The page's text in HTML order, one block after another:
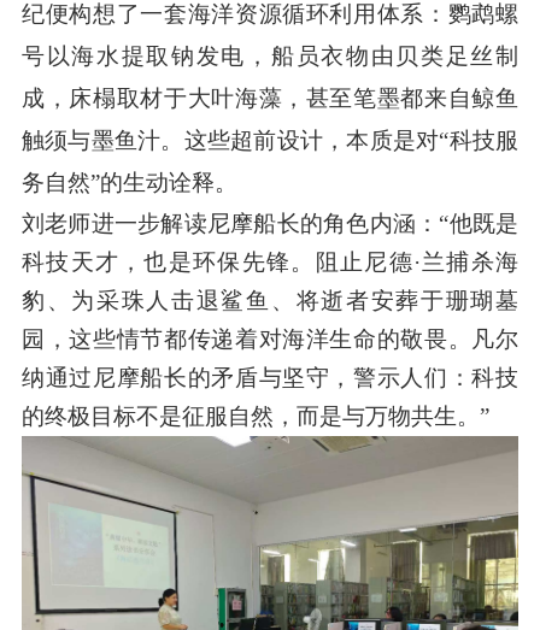
纪便构想了一套海洋资源循环利用体系：鹦鹉螺
号以海水提取钠发电，船员衣物由贝类足丝制
成，床榻取材于大叶海藻，甚至笔墨都来自鲸鱼
触须与墨鱼汁。这些超前设计，本质是对“科技服
务自然”的生动诠释。
刘老师进一步解读尼摩船长的角色内涵：“他既是
科技天才，也是环保先锋。阻止尼德·兰捕杀海
豹、为采珠人击退鲨鱼、将逝者安葬于珊瑚墓
园，这些情节都传递着对海洋生命的敬畏。凡尔
纳通过尼摩船长的矛盾与坚守，警示人们：科技
的终极目标不是征服自然，而是与万物共生。”